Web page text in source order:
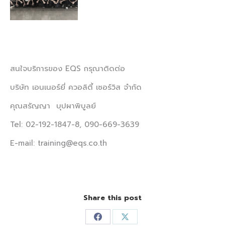
สนใจบริการของ EQS กรุณาติดต่อ
บริษัท เอนเนอร์ยี่ ควอลิตี้ เซอร์วิส จำกัด
คุณสรัญญา บุปผาพิบูลย์
Tel: 02-192-1847-8, 090-669-3639
E-mail: training@eqs.co.th
Share this post
Share Share